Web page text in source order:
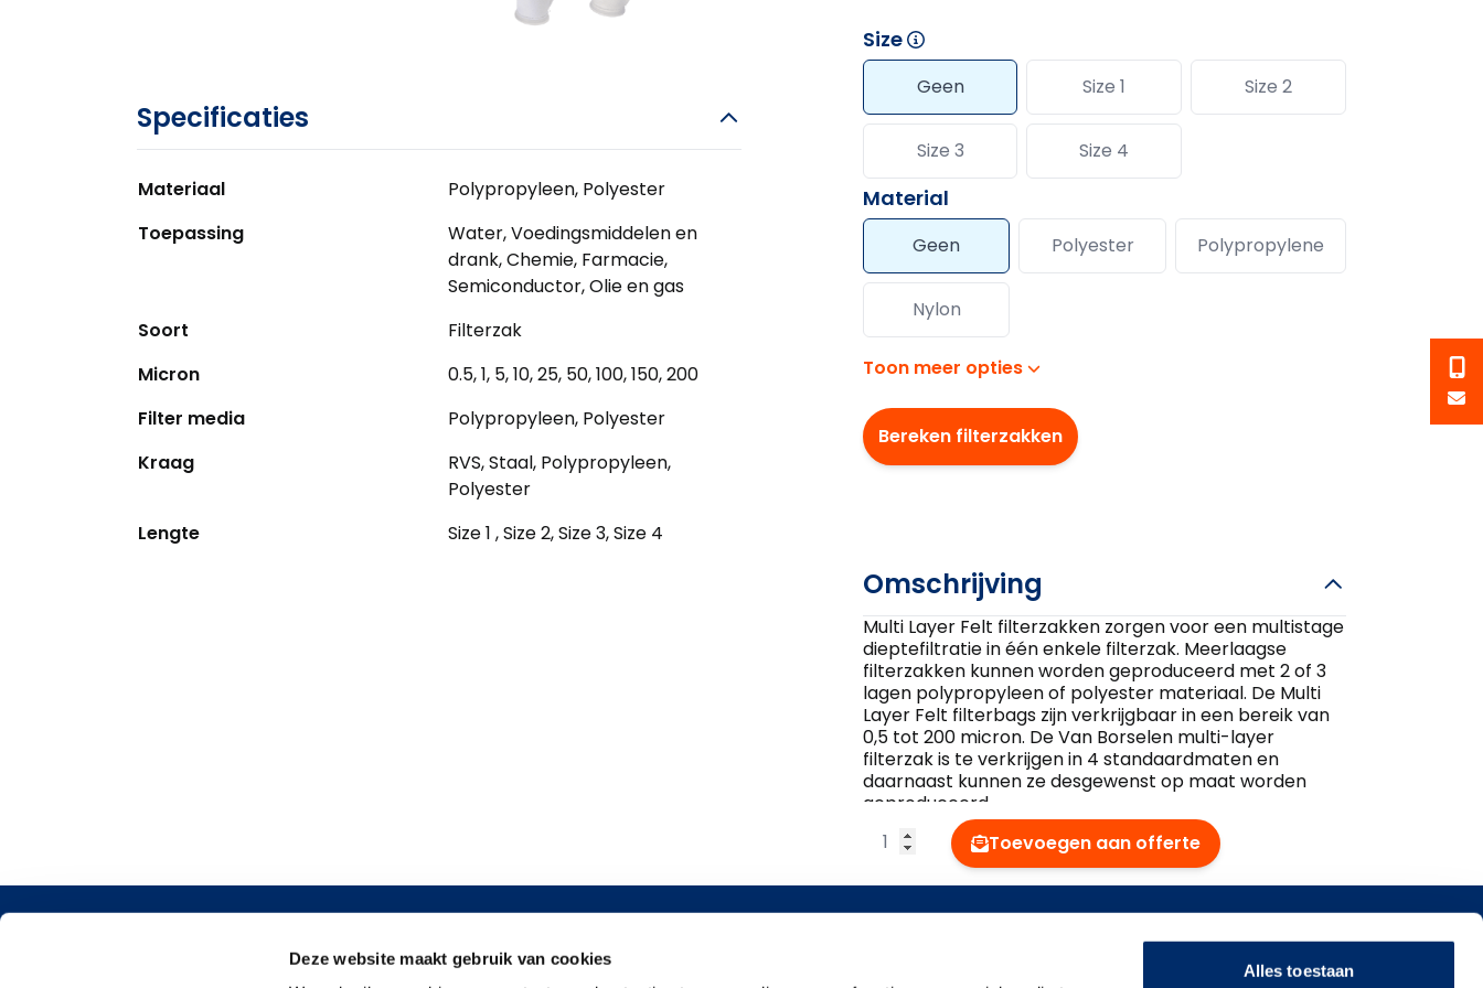
Deze website maakt gebruik van cookies
Alles toestaan
Specificaties
Materiaal
Polypropyleen, Polyester
Toepassing
Water, Voedingsmiddelen en
drank, Chemie, Farmacie,
Semiconductor, Olie en gas
Soort
Filterzak
Micron
0.5, 1, 5, 10, 25, 50, 100, 150, 200
Filter media
Polypropyleen, Polyester
Kraag
RVS, Staal, Polypropyleen,
Polyester
Lengte
Size 1 , Size 2, Size 3, Size 4
Size
Geen Size 1 Size 2
Size 3 Size 4
Material
Geen Polyester Polypropylene
Nylon
Toon meer opties
Bereken filterzakken
Aantal Toevoegen aan offerte
Omschrijving
Multi Layer Felt filterzakken zorgen voor een multistage
dieptefiltratie in één enkele filterzak. Meerlaagse
filterzakken kunnen worden geproduceerd met 2 of 3
lagen polypropyleen of polyester materiaal. De Multi
Layer Felt filterbags zijn verkrijgbaar in een bereik van
0,5 tot 200 micron. De Van Borselen multi-layer
filterzak is te verkrijgen in 4 standaardmaten en
daarnaast kunnen ze desgewenst op maat worden
geproduceerd.
Contactgegevens
Argonstraat 66
Over ons
Voedingsmiddelen & dranken